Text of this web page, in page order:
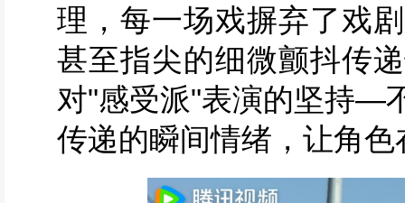
理，每一场戏摒弃了戏
甚至指尖的细微颤抖传
对"感受派"表演的坚持—
传递的瞬间情绪，让角